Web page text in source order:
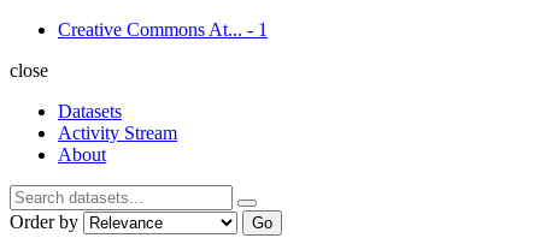
Creative Commons At... - 1
close
Datasets
Activity Stream
About
Order by Go